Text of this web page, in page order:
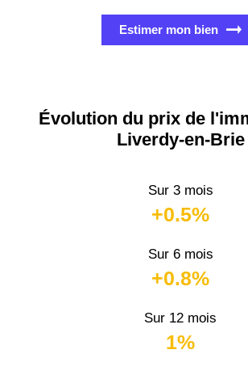
Estimer mon bien
Évolution du prix de
Liverdy-en-Brie
Sur 3 mois
+0.5%
Sur 6 mois
+0.8%
Sur 12 mois
1%